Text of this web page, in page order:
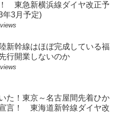
東急新横浜線ダイヤ改正予
年3月予定)
新幹線はほぼ完成している福
行開業しないのか
た！東京～名古屋間先着ひか
言！ 東海道新幹線ダイヤ改